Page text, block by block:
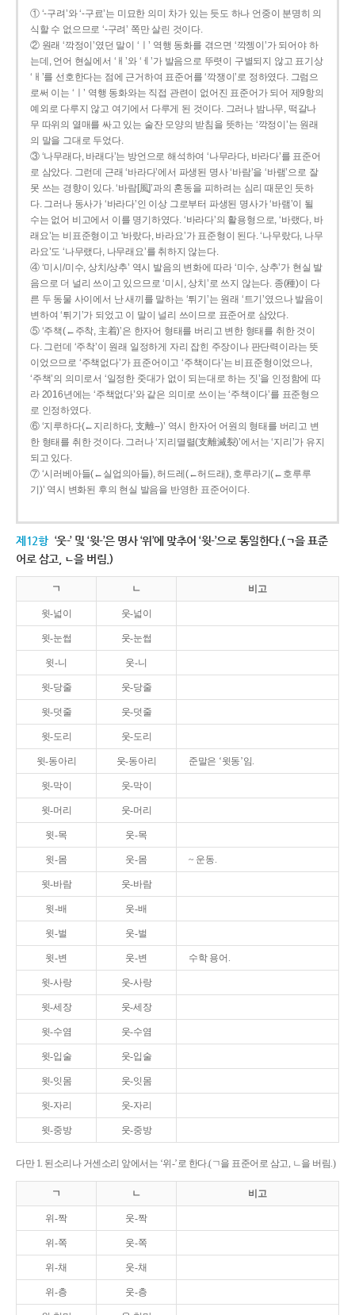
① ‘-구려’와 ‘-구료’는 미묘한 의미 차가 있는 듯도 하나 언중이 분명히 의
식할 수 없으므로 ‘-구려’ 쪽만 살린 것이다.
② 원래 ‘깍정이’였던 말이 ‘ㅣ’ 역행 동화를 겪으면 ‘깍젱이’가 되어야 하
는데, 언어 현실에서 ‘ㅐ’와 ‘ㅔ’가 발음으로 뚜렷이 구별되지 않고 표기상
‘ㅐ’를 선호한다는 점에 근거하여 표준어를 ‘깍쟁이’로 정하였다. 그럼으
로써 이는 ‘ㅣ’ 역행 동화와는 직접 관련이 없어진 표준어가 되어 제9항의
예외로 다루지 않고 여기에서 다루게 된 것이다. 그러나 밤나무, 떡갈나
무 따위의 열매를 싸고 있는 술잔 모양의 받침을 뜻하는 ‘깍정이’는 원래
의 말을 그대로 두었다.
③ ‘나무래다, 바래다’는 방언으로 해석하여 ‘나무라다, 바라다’를 표준어
로 삼았다. 그런데 근래 ‘바라다’에서 파생된 명사 ‘바람’을 ‘바램’으로 잘
못 쓰는 경향이 있다. ‘바람[風]’과의 혼동을 피하려는 심리 때문인 듯하
다. 그러나 동사가 ‘바라다’인 이상 그로부터 파생된 명사가 ‘바램’이 될
수는 없어 비고에서 이를 명기하였다. ‘바라다’의 활용형으로, ‘바랬다, 바
래요’는 비표준형이고 ‘바랐다, 바라요’가 표준형이 된다. ‘나무랐다, 나무
라요’도 ‘나무랬다, 나무래요’를 취하지 않는다.
④ ‘미시/미수, 상치/상추’ 역시 발음의 변화에 따라 ‘미수, 상추’가 현실 발
음으로 더 널리 쓰이고 있으므로 ‘미시, 상치’로 쓰지 않는다. 종(種)이 다
른 두 동물 사이에서 난 새끼를 말하는 ‘튀기’는 원래 ‘트기’였으나 발음이
변하여 ‘튀기’가 되었고 이 말이 널리 쓰이므로 표준어로 삼았다.
⑤ ‘주책(←주착, 主着)’은 한자어 형태를 버리고 변한 형태를 취한 것이
다. 그런데 ‘주착’이 원래 일정하게 자리 잡힌 주장이나 판단력이라는 뜻
이었으므로 ‘주책없다’가 표준어이고 ‘주책이다’는 비표준형이었으나,
‘주책’의 의미로서 ‘일정한 줏대가 없이 되는대로 하는 짓’을 인정함에 따
라 2016년에는 ‘주책없다’와 같은 의미로 쓰이는 ‘주책이다’를 표준형으
로 인정하였다.
⑥ ‘지루하다(←지리하다, 支離--)’ 역시 한자어 어원의 형태를 버리고 변
한 형태를 취한 것이다. 그러나 ‘지리멸렬(支離滅裂)’에서는 ‘지리’가 유지
되고 있다.
⑦ ‘시러베아들(←실업의아들), 허드레(←허드래), 호루라기(←호루루
기)’ 역시 변화된 후의 현실 발음을 반영한 표준어이다.
제12항 ‘웃-’ 및 ‘윗-’은 명사 ‘위’에 맞추어 ‘윗-’으로 통일한다.(ㄱ을 표준
어로 삼고, ㄴ을 버림.)
ㄱ ㄴ 비고
윗-넓이 웃-넓이
윗-눈썹 웃-눈썹
윗-니 웃-니
윗-당줄 웃-당줄
윗-덧줄 웃-덧줄
윗-도리 웃-도리
윗-동아리 웃-동아리 준말은 ‘윗동’임.
윗-막이 웃-막이
윗-머리 웃-머리
윗-목 웃-목
윗-몸 웃-몸 ~ 운동.
윗-바람 웃-바람
윗-배 웃-배
윗-벌 웃-벌
윗-변 웃-변 수학 용어.
윗-사랑 웃-사랑
윗-세장 웃-세장
윗-수염 웃-수염
윗-입술 웃-입술
윗-잇몸 웃-잇몸
윗-자리 웃-자리
윗-중방 웃-중방
다만 1. 된소리나 거센소리 앞에서는 ‘위-’로 한다.(ㄱ을 표준어로 삼고, ㄴ을 버림.)
ㄱ ㄴ 비고
위-짝 웃-짝
위-쪽 웃-쪽
위-채 웃-채
위-층 웃-층